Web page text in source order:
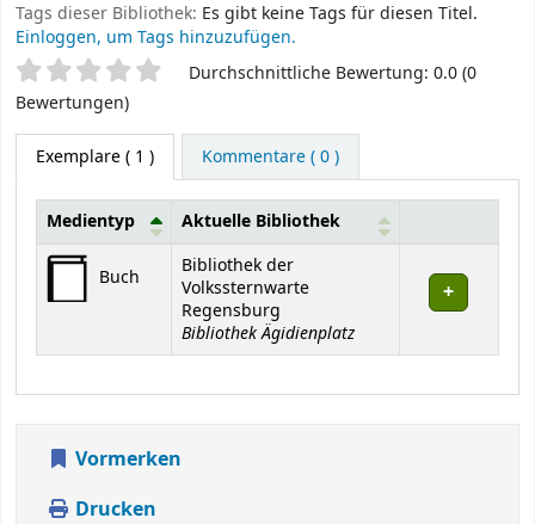
Tags dieser Bibliothek: Es gibt keine Tags für diesen Titel.
Einloggen, um Tags hinzuzufügen.
SternchenbewertungDurchschnittliche Bewertung: 0.0 (0
Bewertungen)
Exemplare( 1 ) Kommentare ( 0 )
Exemplare
Medientyp Aktuelle Bibliothek
Buch
Bibliothek der
Volkssternwarte
Regensburg
Bibliothek Ägidienplatz
Vormerken
Drucken